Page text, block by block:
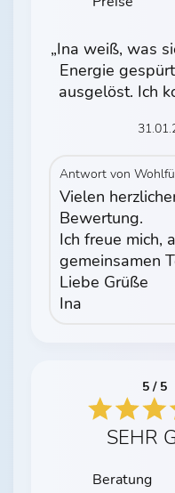
„Ina weiß, was
Energie
ausgelöst. Ich
Antwort von
Vielen
Bewertung.
Ich freue mich,
gemeinsamen
Liebe Grüße
Ina
5 / 5
SEHR
Beratung